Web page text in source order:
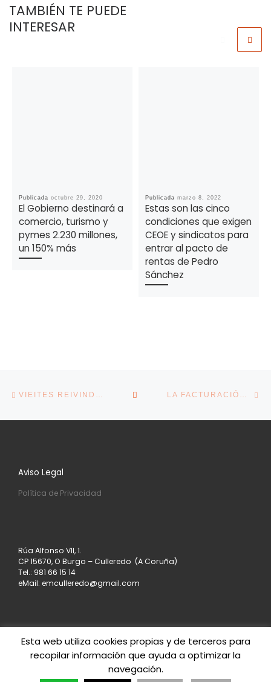
TAMBIÉN TE PUEDE
INTERESAR
Publicada octubre 29, 2020
El Gobierno destinará a
comercio, turismo y
pymes 2.230 millones,
un 150% más
Publicada marzo 8, 2022
Estas son las cinco
condiciones que exigen
CEOE y sindicatos para
entrar al pacto de
rentas de Pedro
Sánchez
VOLVER A LA LISTA DE
Aviso Legal
Política de Privacidad
Rúa Alfonso VII, 1.
CP 15670, O Burgo – Culleredo (A Coruña)
Tel.: 981 66 15 14
eMail: emculleredo@gmail.com
© 2026Asociación de Empresarios de Culleredo
Todos los derechos reservados
Esta web utiliza cookies propias y de terceros para
recopilar información que ayuda a optimizar la
navegación.